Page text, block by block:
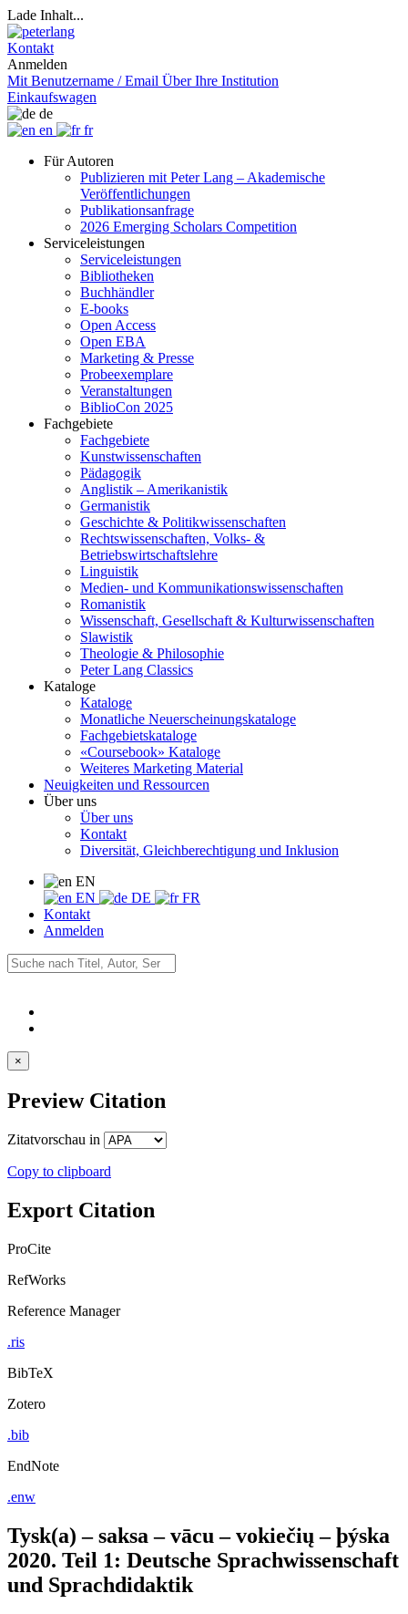
Lade Inhalt...
Kontakt
Anmelden
Mit Benutzername / Email Über Ihre Institution
Einkaufswagen
de
en
fr
Für Autoren
Publizieren mit Peter Lang – Akademische
Veröffentlichungen
Publikationsanfrage
2026 Emerging Scholars Competition
Serviceleistungen
Serviceleistungen
Bibliotheken
Buchhändler
E-books
Open Access
Open EBA
Marketing & Presse
Probeexemplare
Veranstaltungen
BiblioCon 2025
Fachgebiete
Fachgebiete
Kunstwissenschaften
Pädagogik
Anglistik – Amerikanistik
Germanistik
Geschichte & Politikwissenschaften
Rechtswissenschaften, Volks- &
Betriebswirtschaftslehre
Linguistik
Medien- und Kommunikationswissenschaften
Romanistik
Wissenschaft, Gesellschaft & Kulturwissenschaften
Slawistik
Theologie & Philosophie
Peter Lang Classics
Kataloge
Kataloge
Monatliche Neuerscheinungskataloge
Fachgebietskataloge
«Coursebook» Kataloge
Weiteres Marketing Material
Neuigkeiten und Ressourcen
Über uns
Über uns
Kontakt
Diversität, Gleichberechtigung und Inklusion
EN
EN
DE
FR
Kontakt
Anmelden
Export Citation
Tysk(a) – saksa – vācu – vokiečių – þýska
2020. Teil 1: Deutsche Sprachwissenschaft
und Sprachdidaktik